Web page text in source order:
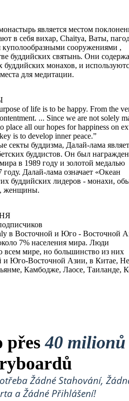
является местом
в себя вихар, Chaitya, Ваты,
куполообразными сооружениями ,
буддийских святынь. Они
монахов, и
для медитации.
of life is to be happy. From the
... Since we are not solely
place all our hopes for happiness on
is to develop inner peace.”
секты буддизма, Далай-лама
буддистов. Он был награжден
в 1989 году и золотой медалью
Далай-лама означает «Океан
буддийских лидеров - монахи,
женщины.
в Восточной и Юго - Восточной
7% населения мира. Люди
всем мире, но большинство из них
и Юго-Восточной Азии, в Китае,
Камбодже, Лаосе, Таиланде,
přes40 milionů
Žádné Stahování,
a Žádné Přihlášení!